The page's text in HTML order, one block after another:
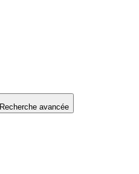
Recherche avancée